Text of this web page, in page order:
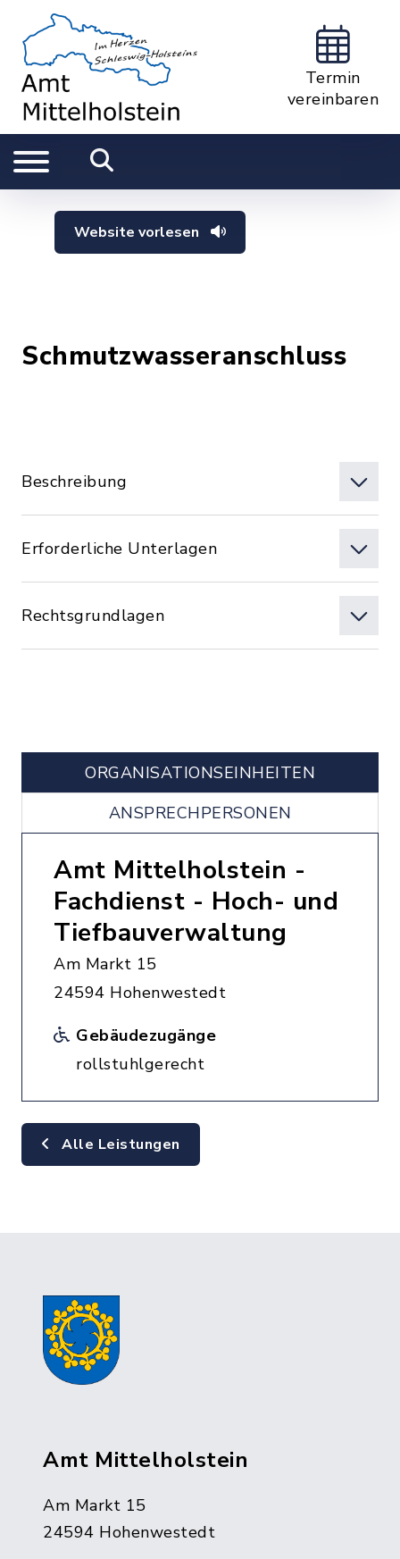
Termin
vereinbaren
Website vorlesen
Schmutzwasseranschluss
Beschreibung
Erforderliche Unterlagen
Rechtsgrundlagen
ORGANISATIONS­EINHEITEN
ANSPRECHPERSONEN
Amt Mittelholstein -
Fachdienst - Hoch- und
Tiefbauverwaltung
Am Markt 15
24594 Hohenwestedt
Gebäudezugänge
rollstuhlgerecht
Alle Leistungen
Amt Mittelholstein
Am Markt 15
24594 Hohenwestedt